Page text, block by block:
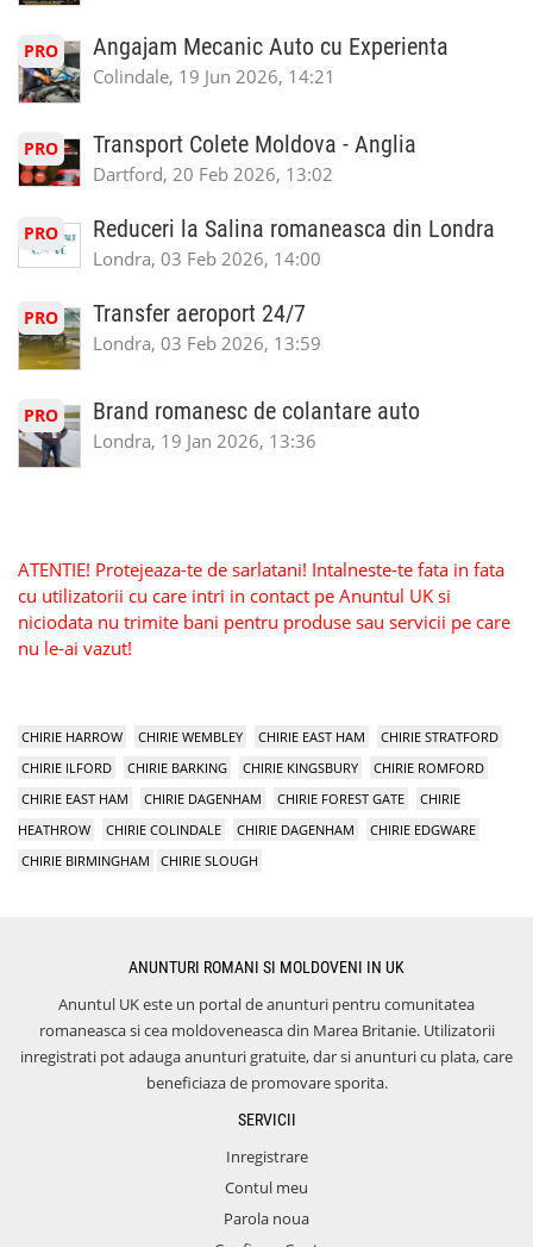
PRO Angajam Mecanic Auto cu Experienta
Colindale, 19 Jun 2026, 14:21
PRO Transport Colete Moldova - Anglia
Dartford, 20 Feb 2026, 13:02
PRO Reduceri la Salina romaneasca din Londra
Londra, 03 Feb 2026, 14:00
PRO Transfer aeroport 24/7
Londra, 03 Feb 2026, 13:59
PRO Brand romanesc de colantare auto
Londra, 19 Jan 2026, 13:36
ATENTIE! Protejeaza-te de sarlatani! Intalneste-te fata in fata
cu utilizatorii cu care intri in contact pe Anuntul UK si
niciodata nu trimite bani pentru produse sau servicii pe care
nu le-ai vazut!
CHIRIE HARROW CHIRIE WEMBLEY CHIRIE EAST HAM
CHIRIE STRATFORD
CHIRIE ILFORD
CHIRIE BARKING CHIRIE KINGSBURY
CHIRIE ROMFORD
CHIRIE EAST HAM
CHIRIE DAGENHAM CHIRIE FOREST GATE
CHIRIE
HEATHROW
CHIRIE COLINDALE CHIRIE DAGENHAM
CHIRIE EDGWARE
CHIRIE BIRMINGHAM
CHIRIE SLOUGH
ANUNTURI ROMANI SI MOLDOVENI IN UK
Anuntul UK este un portal de anunturi pentru comunitatea
romaneasca si cea moldoveneasca din Marea Britanie. Utilizatorii
inregistrati pot adauga anunturi gratuite, dar si anunturi cu plata, care
beneficiaza de promovare sporita.
SERVICII
Inregistrare
Contul meu
Parola noua